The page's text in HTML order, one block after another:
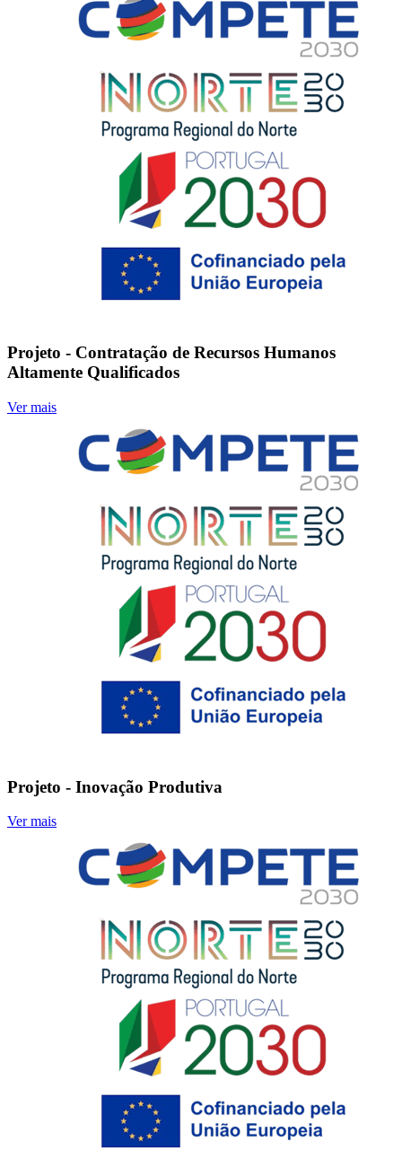
Projeto - Contratação de Recursos Humanos
Altamente Qualificados
Ver mais
Projeto - Inovação Produtiva
Ver mais